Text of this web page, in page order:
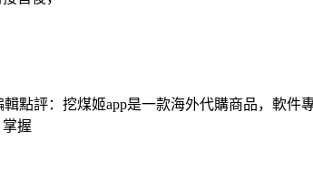
點評：挖煤姬app是一款海外代購商品，軟
握